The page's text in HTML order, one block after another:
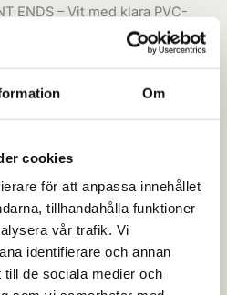
Om
cookies
för att anpassa innehållet
tillhandahålla funktioner
vår trafik. Vi
identifierare och annan
till de sociala medier och
ENDS – Vit med klara PVC-
SJ
eller SJ med denna
– Pavement Ends-serien
för en klassisk look och
till i varukorg